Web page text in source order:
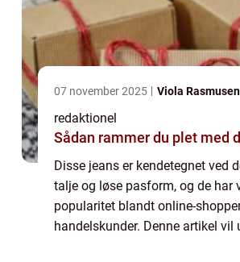
07 november 2025 Viola Rasmusen
redaktionel
Sådan rammer du plet med
Disse jeans er kendetegnet ved
talje og løse pasform, og de har
popularitet blandt online-
handelskunder. Denne artikel vil